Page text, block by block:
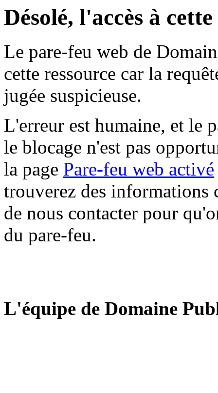
Désolé, l'accès à
Le pare-feu web de
cette ressource car la
jugée suspicieuse.
L'erreur est humaine, et le
le blocage n'est pas
la page Pare-feu web activé
trouverez des informations
de nous contacter pour
du pare-feu.
L'équipe de Domaine